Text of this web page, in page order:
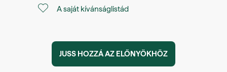
A saját kívánságlistád
JUSS HOZZÁ AZ ELŐNYÖKHÖZ